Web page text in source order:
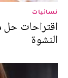
نسائيات
اقتراحات
النشوة